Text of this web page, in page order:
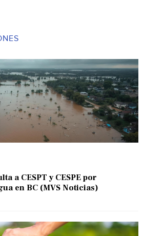
a CESPT y CESPE por
en BC (MVS Noticias)